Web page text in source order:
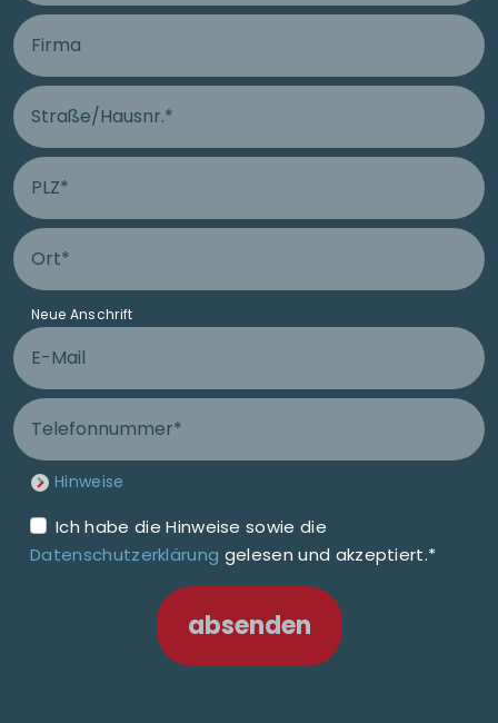
Firma
Straße und Hausnummer Anschluss
PLZ Anschluss
Ort Anschluss
Neue Anschrift
E-Mail
Telefonnummer
Hinweise
Ich habe die Hinweise sowie die
Datenschutzerklärung gelesen und akzeptiert.*
absenden